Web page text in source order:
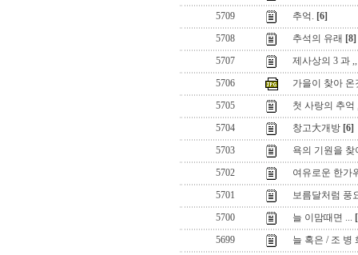
5709
추억. [6]
5708
추석의 유래 [8]
5707
제사상의 3 과 ,,
5706
가을이 찾아 온
5705
첫 사랑의 추억
5704
창고大개방 [6]
5703
욕의 기원을 찾
5702
여유로운 한가
5701
보름달처럼 풍
5700
늘 이맘때면 ...
5699
늘 혹은 / 조 병